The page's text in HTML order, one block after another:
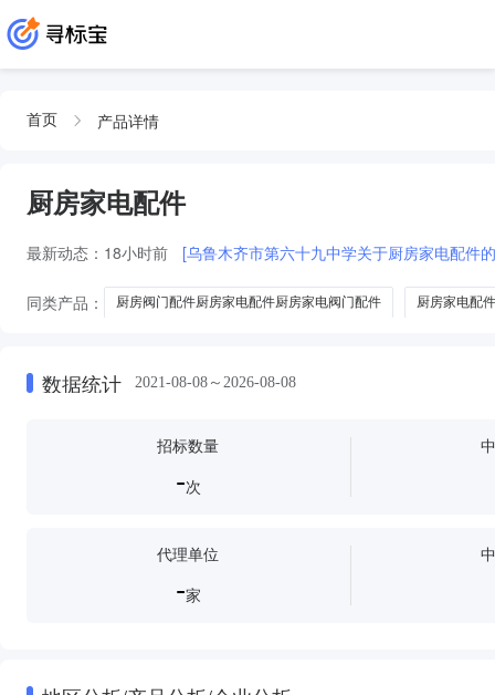
首页 产品详情
厨房家电配件
最新动态： 18小时前 [乌鲁木齐市第六十九中学关于厨房家电配件
同类产品： 厨房阀门配件厨房家电配件厨房家电阀门配件 厨房家电配
数据统计 2021-08-08～2026-08-08
招标数量
-次
代理单位
-家